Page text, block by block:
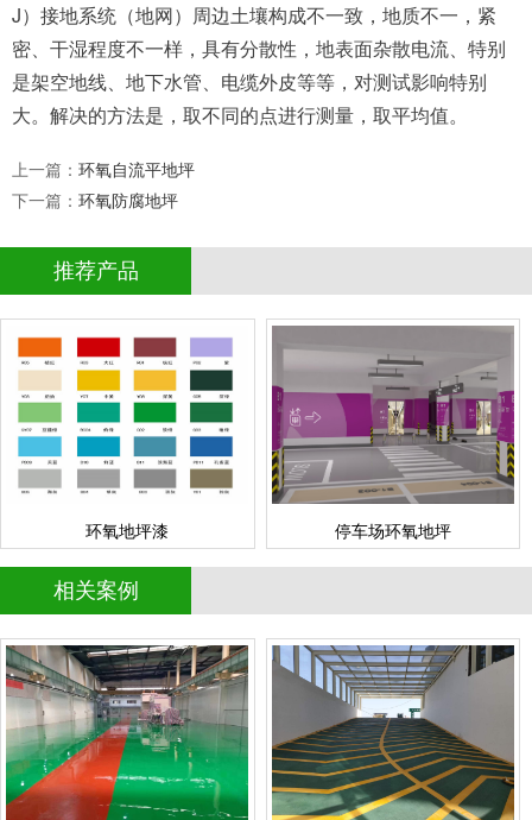
J）接地系统（地网）周边土壤构成不一致，地质不一，紧
密、干湿程度不一样，具有分散性，地表面杂散电流、特别
是架空地线、地下水管、电缆外皮等等，对测试影响特别
大。解决的方法是，取不同的点进行测量，取平均值。
上一篇： 环氧自流平地坪
下一篇： 环氧防腐地坪
推荐产品
环氧地坪漆
环氧地坪漆
环氧地坪
立即询问
停车场环氧地坪
停车场环氧地坪
停车场地坪
查看详情
立即询问
相关案例
郑州思念食品环氧自流平地
成功案例
立即询问
南阳地下停车场无震动防滑
成功案例
查看详情
立即询问